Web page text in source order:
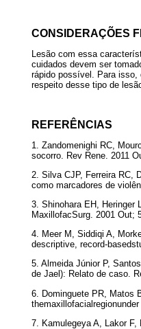
CONSIDERAÇÕES
Lesão com essa
cuidados devem ser
rápido possível. Para isso,
respeito desse tipo de
REFERÊNCIAS
1. Zandomenighi RC,
socorro. Rev Rene.
2. Silva CJP, Ferreira RC,
como marcadores de
3. Shinohara EH, Heringer
MaxillofacSurg. 2001 Out;
4. Meer M, Siddiqi A,
descriptive, record-
5. Almeida Júnior P,
de Jael): Relato de caso.
6. Dominguete PR, Matos
7. Kamulegeya A, Lakor F,